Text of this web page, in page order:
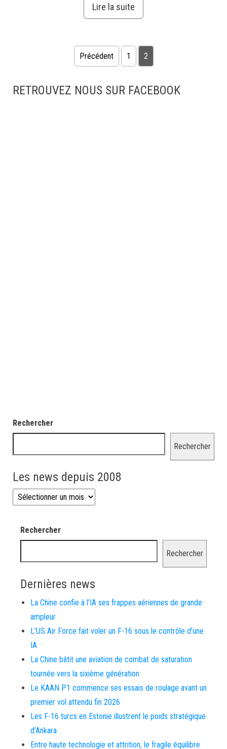
Lire la suite
Pagination des publications
Précédent 1 2
RETROUVEZ NOUS SUR FACEBOOK
Rechercher
Rechercher
Les news depuis 2008
Les news depuis 2008
Rechercher
Rechercher
Dernières news
La Chine confie à l’IA ses frappes aériennes de grande
ampleur
L’US Air Force fait voler un F-16 sous le contrôle d’une
IA
La Chine bâtit une aviation de combat de saturation
tournée vers la sixième génération
Le KAAN P1 commence ses essais de roulage avant un
premier vol attendu fin 2026
Les F-16 turcs en Estonie illustrent le poids stratégique
d’Ankara
Entre haute technologie et attrition, le fragile équilibre